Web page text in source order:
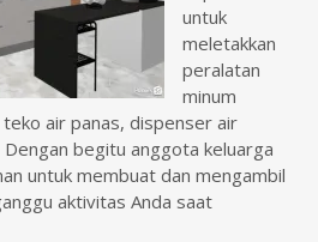
untuk
meletakkan
peralatan
minum
air panas, dispenser air
begitu anggota keluarga
untuk membuat dan mengambil
aktivitas Anda saat